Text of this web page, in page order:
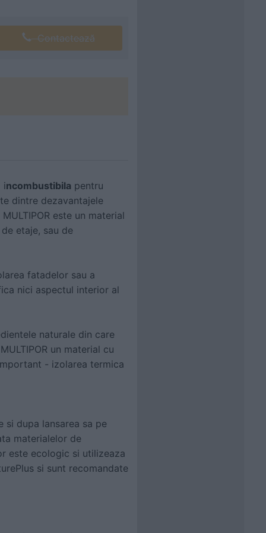
Contactează
incombustibila pentru
dintre dezavantajele
MULTIPOR este un material
etaje, sau de
fatadelor sau a
nici aspectul interior al
naturale din care
un material cu
- izolarea termica
si dupa lansarea sa pe
materialelor de
este ecologic si utilizeaza
si sunt recomandate